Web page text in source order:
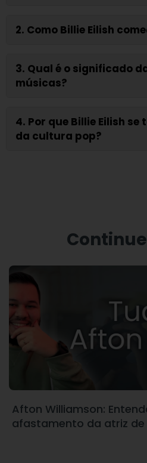
2. Como Billie Eilish
3. Qual é o significado
músicas?
4. Por que Billie Eilish
da cultura pop?
Afton Williamson:
afastamento da atriz de